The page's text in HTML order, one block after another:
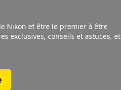
Nikon et être le premier à être
exclusives, conseils et astuces, et